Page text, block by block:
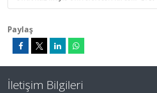
Paylaş
İletişim Bilgileri